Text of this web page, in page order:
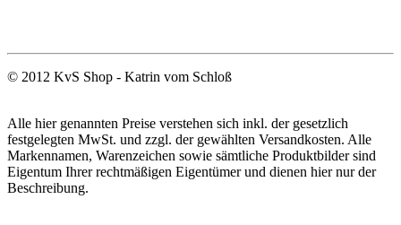
© 2012 KvS Shop - Katrin vom Schloß
Alle hier genannten Preise verstehen sich inkl. der gesetzlich
festgelegten MwSt. und zzgl. der gewählten Versandkosten. Alle
Markennamen, Warenzeichen sowie sämtliche Produktbilder sind
Eigentum Ihrer rechtmäßigen Eigentümer und dienen hier nur der
Beschreibung.